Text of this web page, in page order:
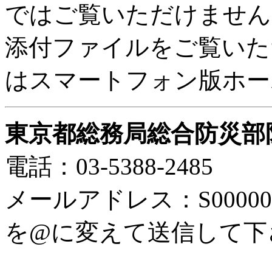
ではご覧いただけませ
添付ファイルをご覧い
はスマートフォン版ホ
東京都総務局総合防災
電話：03-5388-2485
メールアドレス：
を@に変えて送信して